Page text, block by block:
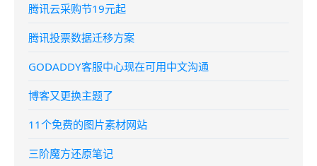
腾讯云采购节19元起
腾讯投票数据迁移方案
GODADDY客服中心现在可用中文沟通
博客又更换主题了
11个免费的图片素材网站
三阶魔方还原笔记